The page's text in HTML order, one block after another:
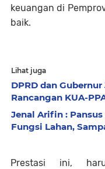
keuangan di
baik.
Lihat juga
DPRD dan
Rancangan KUA-
Jenal Arifin :
Fungsi Lahan,
Prestasi ini,